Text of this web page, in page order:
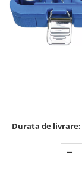
Durata de livrare: